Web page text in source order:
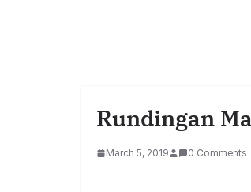
Rundingan
March 5, 2019 0 Comments